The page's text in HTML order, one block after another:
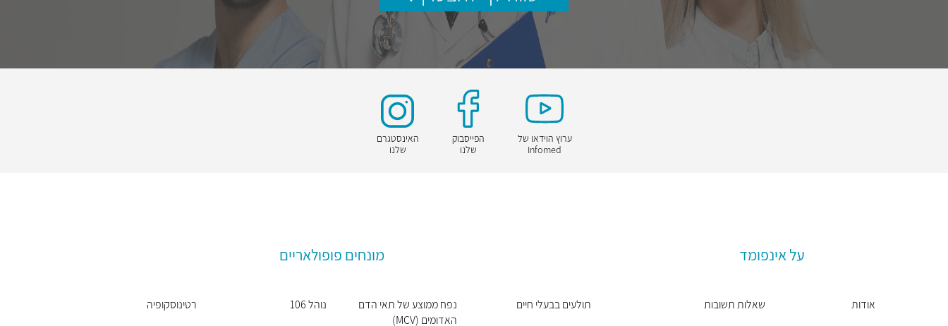
ערוץ הוידאו של
Infomed
הפייסבוק
שלנו
האינסטגרם
שלנו
על אינפומד
אודות שאלות תשובות
מונחים פופולאריים
תולעים בבעלי חיים
נפח ממוצע של תאי הדם
האדומים (MCV)
נוהל 106 רטינוסקופיה